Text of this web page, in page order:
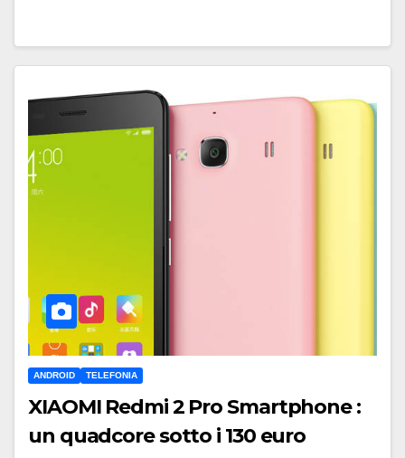
ANDROID TELEFONIA
XIAOMI Redmi 2 Pro Smartphone :
un quadcore sotto i 130 euro